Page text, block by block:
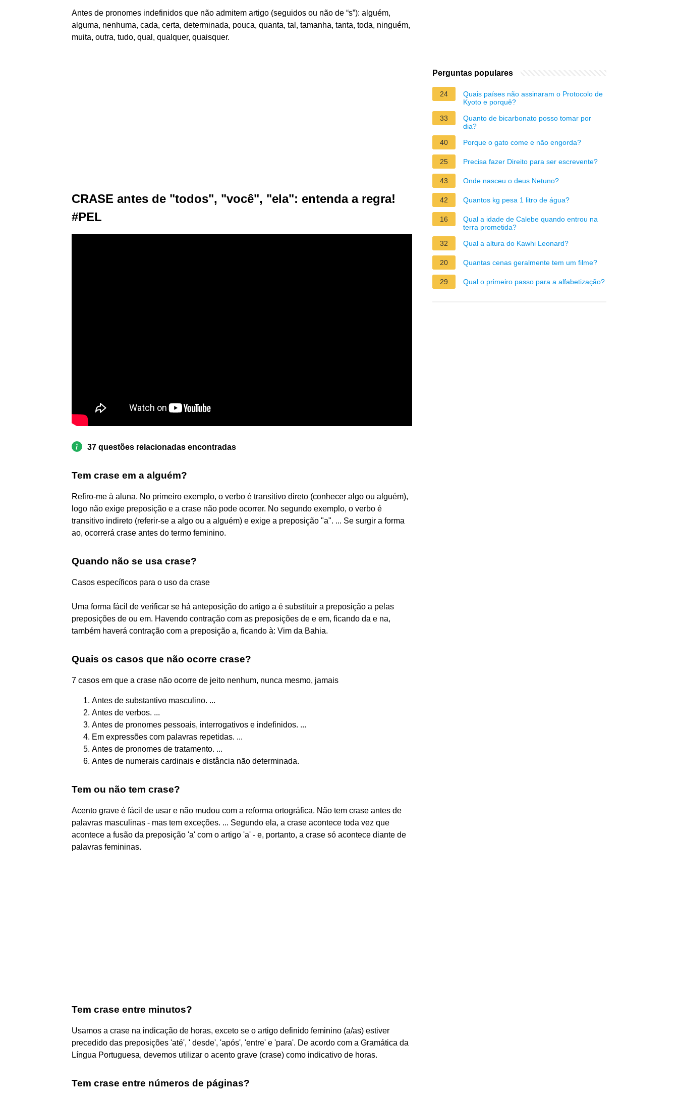
Antes de pronomes indefinidos que não admitem artigo (seguidos ou não de “s”): alguém,
alguma, nenhuma, cada, certa, determinada, pouca, quanta, tal, tamanha, tanta, toda, ninguém,
muita, outra, tudo, qual, qualquer, quaisquer.
CRASE antes de "todos", "você", "ela": entenda a regra!
#PEL
37 questões relacionadas encontradas
Tem crase em a alguém?
Refiro-me à aluna. No primeiro exemplo, o verbo é transitivo direto (conhecer algo ou alguém),
logo não exige preposição e a crase não pode ocorrer. No segundo exemplo, o verbo é
transitivo indireto (referir-se a algo ou a alguém) e exige a preposição "a". ... Se surgir a forma
ao, ocorrerá crase antes do termo feminino.
Quando não se usa crase?
Casos específicos para o uso da crase
Uma forma fácil de verificar se há anteposição do artigo a é substituir a preposição a pelas
preposições de ou em. Havendo contração com as preposições de e em, ficando da e na,
também haverá contração com a preposição a, ficando à: Vim da Bahia.
Quais os casos que não ocorre crase?
7 casos em que a crase não ocorre de jeito nenhum, nunca mesmo, jamais
Antes de substantivo masculino. ...
Antes de verbos. ...
Antes de pronomes pessoais, interrogativos e indefinidos. ...
Em expressões com palavras repetidas. ...
Antes de pronomes de tratamento. ...
Antes de numerais cardinais e distância não determinada.
Tem ou não tem crase?
Acento grave é fácil de usar e não mudou com a reforma ortográfica. Não tem crase antes de
palavras masculinas - mas tem exceções. ... Segundo ela, a crase acontece toda vez que
acontece a fusão da preposição 'a' com o artigo 'a' - e, portanto, a crase só acontece diante de
palavras femininas.
Tem crase entre minutos?
Usamos a crase na indicação de horas, exceto se o artigo definido feminino (a/as) estiver
precedido das preposições 'até', ' desde', 'após', 'entre' e 'para'. De acordo com a Gramática da
Língua Portuguesa, devemos utilizar o acento grave (crase) como indicativo de horas.
Tem crase entre números de páginas?
Perguntas populares
24
Quais países não assinaram o Protocolo de
Kyoto e porquê?
33
Quanto de bicarbonato posso tomar por
dia?
40
Porque o gato come e não engorda?
25 Precisa fazer Direito para ser escrevente?
43 Onde nasceu o deus Netuno?
42 Quantos kg pesa 1 litro de água?
16
Qual a idade de Calebe quando entrou na
terra prometida?
32
Qual a altura do Kawhi Leonard?
20 Quantas cenas geralmente tem um filme?
29 Qual o primeiro passo para a alfabetização?